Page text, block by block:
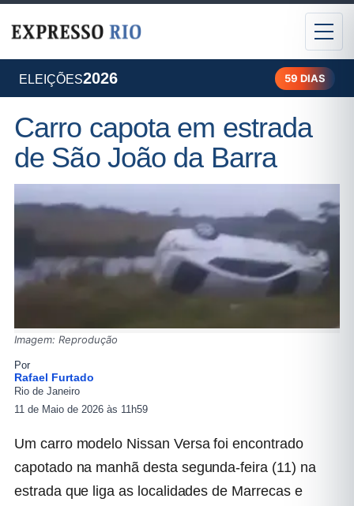
ELEIÇÕES2026 59 DIAS
Carro capota em estrada
de São João da Barra
Imagem: Reprodução
Por
Rafael Furtado
Rio de Janeiro
11 de Maio de 2026 às 11h59
Um carro modelo Nissan Versa foi encontrado
capotado na manhã desta segunda-feira (11) na
estrada que liga as localidades de Marrecas e